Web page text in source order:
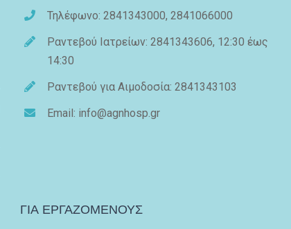
Τηλέφωνο: 2841343000, 2841066000
Ραντεβού Ιατρείων: 2841343606, 12:30 έως
14:30
Ραντεβού για Αιμοδοσία: 2841343103
Email: info@agnhosp.gr
ΓΙΑ ΕΡΓΑΖΟΜΕΝΟΥΣ